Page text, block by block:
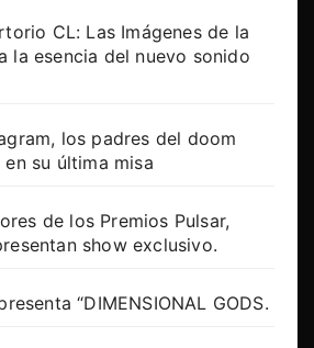
CL: Las Imágenes de la
la esencia del nuevo sonido
los padres del doom
su última misa
de los Premios Pulsar,
show exclusivo.
“DIMENSIONAL GODS.